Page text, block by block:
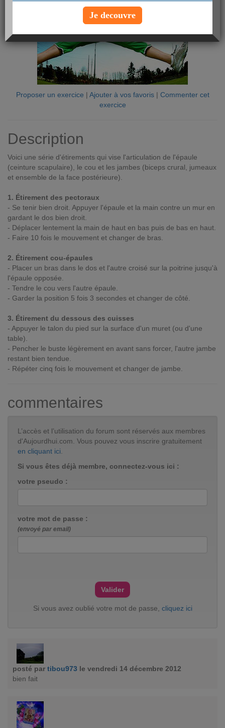
Proposer un exercice | Ajouter à vos favoris| Commenter cet
exercice
Description
Voici une série d'étirements qui vise l'articulation de l'épaule
(ceinture scapulaire), le cou et les jambes (biceps crural, jumeaux
et ensemble de la face postérieure).
1. Étirement des pectoraux
- Se tenir bien droit. Appuyer l'épaule et la main contre un mur en
gardant le dos bien droit.
- Déplacer lentement la main de haut en bas puis de bas en haut.
- Faire 10 fois le mouvement et changer de bras.
2. Étirement cou-épaules
- Placer un bras dans le dos et l'autre croisé sur la poitrine jusqu'à
l'épaule opposée.
- Tendre le cou vers l'autre épaule.
- Garder la position 5 fois 3 secondes et changer de côté.
3. Étirement du dessous des cuisses
- Appuyer le talon du pied sur la surface d'un muret (ou d'une
table).
- Pencher le buste légèrement en avant sans forcer, l'autre jambe
restant bien tendue.
- Répéter cinq fois le mouvement et changer de jambe.
commentaires
L’accès et l’utilisation du forum sont réservés aux membres
d'Aujourdhui.com. Vous pouvez vous inscrire gratuitement
en cliquant ici
Si vous êtes déjà membre, connectez-vous ici :
votre pseudo :
votre mot de passe :
(envoyé par email)
Si vous avez oublié votre mot de passe, cliquez ici
posté par tibou973 le vendredi 14 décembre 2012
bien fait
Je decouvre